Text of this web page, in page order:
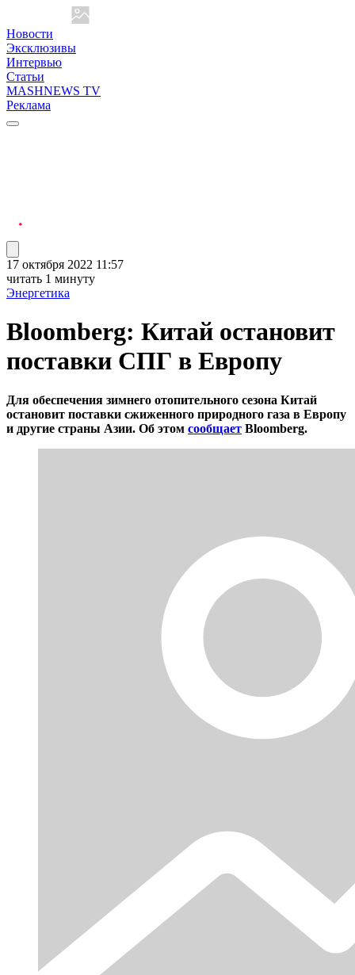
Новости
Эксклюзивы
Интервью
Статьи
MASHNEWS TV
Реклама
17 октября 2022 11:57
читать 1 минуту
Энергетика
Bloomberg: Китай остановит
поставки СПГ в Европу
Для обеспечения зимнего отопительного сезона Китай
остановит поставки сжиженного природного газа в Европу
и другие страны Азии. Об этом сообщает Bloomberg.